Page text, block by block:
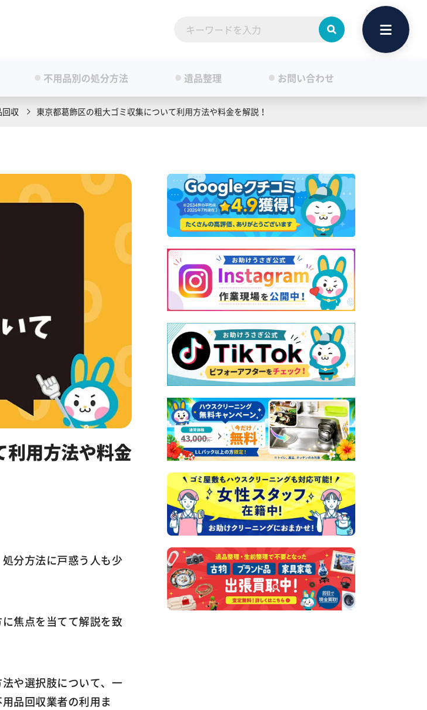
不用品別の処分方法 遺品整理 お問い合わせ
収 東京都葛飾区の粗大ゴミ収集について利用方法や料金を解説！
利用方法や料金
分方法に戸惑う人も少
焦点を当てて解説を致
や選択肢について、一
品回収業者の利用ま